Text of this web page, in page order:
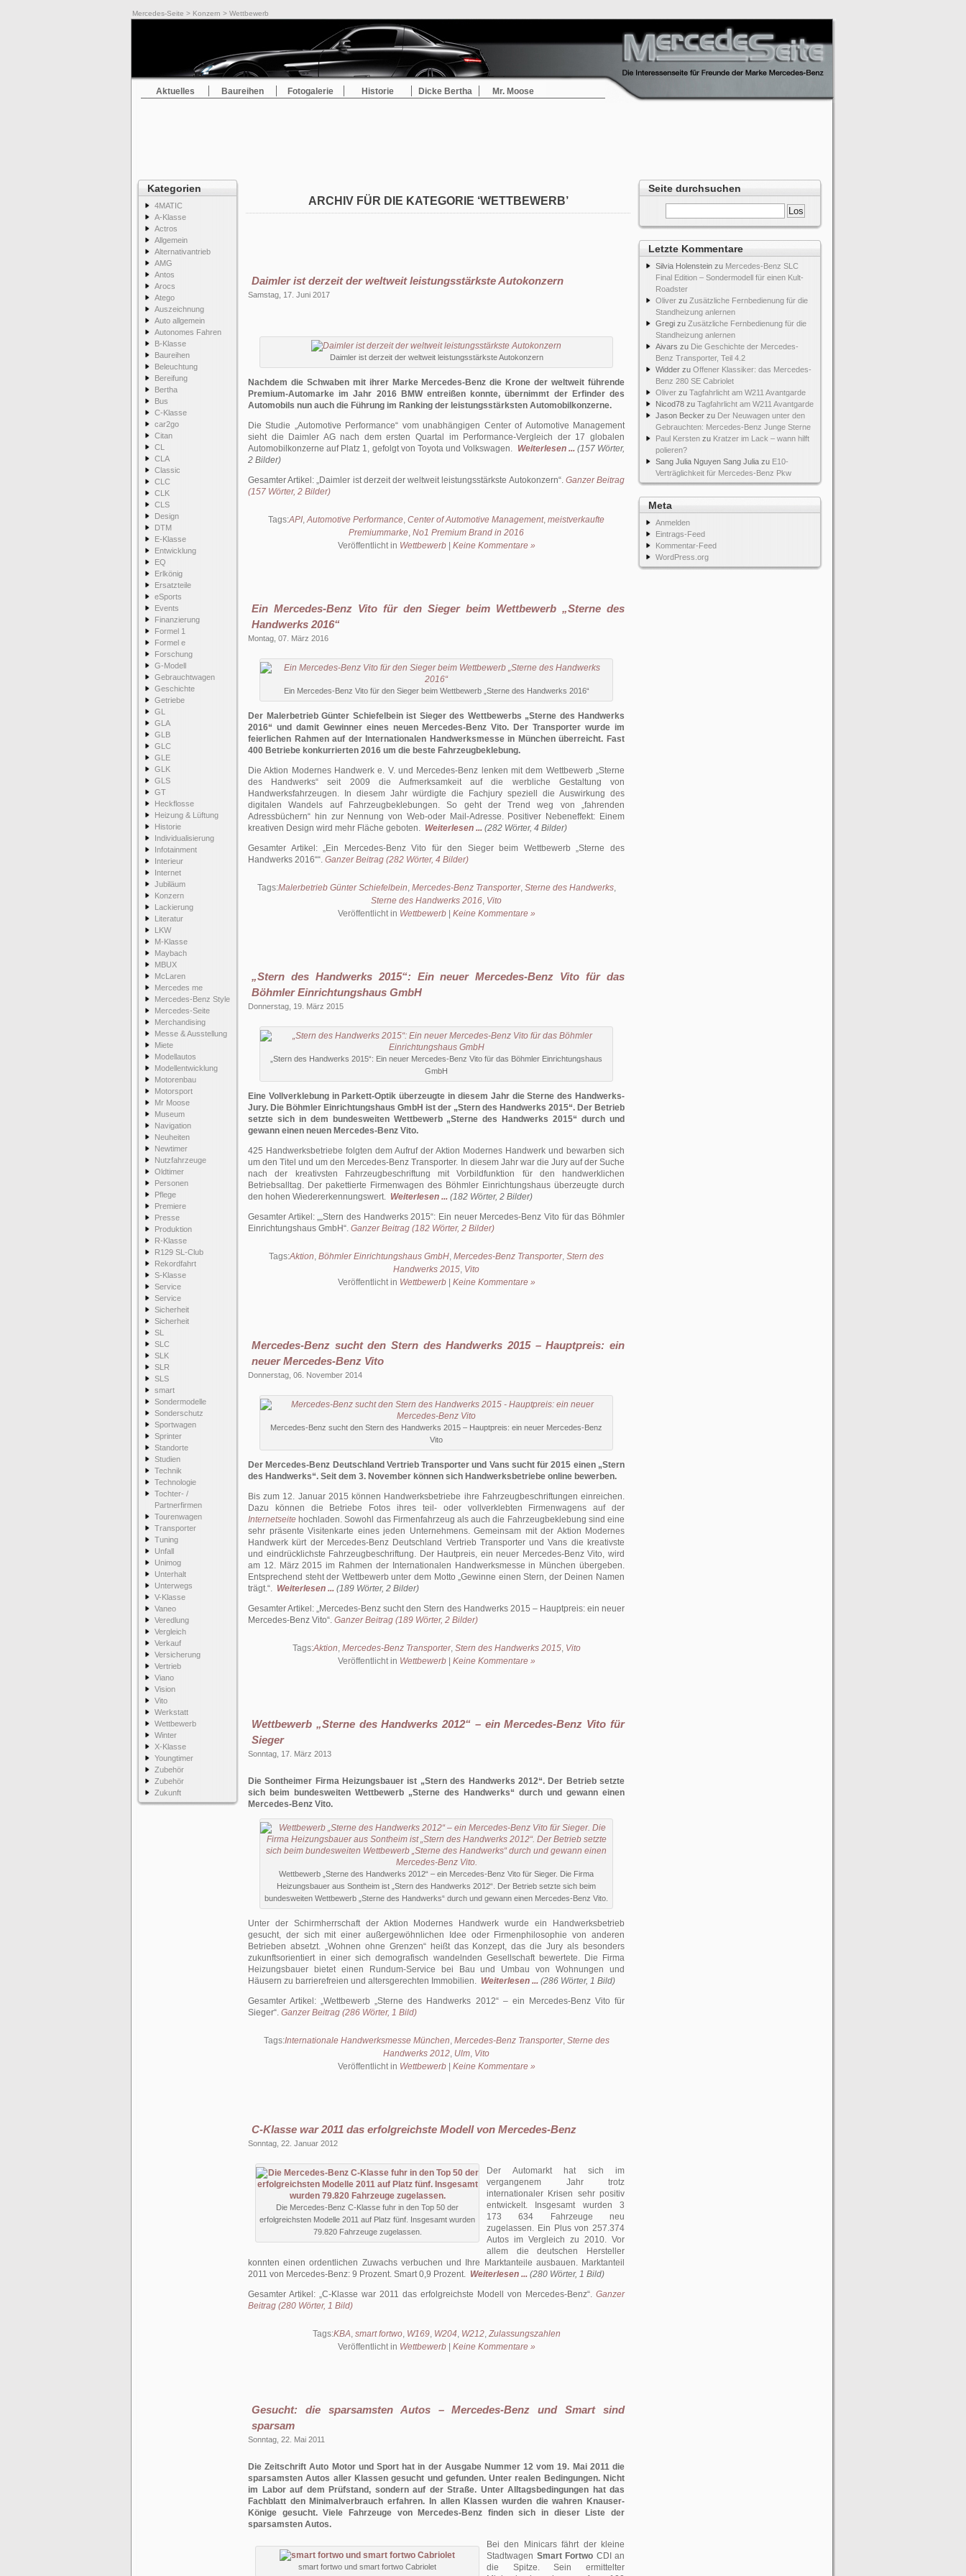
Mercedes-Seite > Konzern > Wettbewerb
Aktuelles Baureihen Fotogalerie Historie Dicke Bertha Mr. Moose
Kategorien
4MATIC
A-Klasse
Actros
Allgemein
Alternativantrieb
AMG
Antos
Arocs
Atego
Auszeichnung
Auto allgemein
Autonomes Fahren
B-Klasse
Baureihen
Beleuchtung
Bereifung
Bertha
Bus
C-Klasse
car2go
Citan
CL
CLA
Classic
CLC
CLK
CLS
Design
DTM
E-Klasse
Entwicklung
EQ
Erlkönig
Ersatzteile
eSports
Events
Finanzierung
Formel 1
Formel e
Forschung
G-Modell
Gebrauchtwagen
Geschichte
Getriebe
GL
GLA
GLB
GLC
GLE
GLK
GLS
GT
Heckflosse
Heizung & Lüftung
Historie
Individualisierung
Infotainment
Interieur
Internet
Jubiläum
Konzern
Lackierung
Literatur
LKW
M-Klasse
Maybach
MBUX
McLaren
Mercedes me
Mercedes-Benz Style
Mercedes-Seite
Merchandising
Messe & Ausstellung
Miete
Modellautos
Modellentwicklung
Motorenbau
Motorsport
Mr Moose
Museum
Navigation
Neuheiten
Newtimer
Nutzfahrzeuge
Oldtimer
Personen
Pflege
Premiere
Presse
Produktion
R-Klasse
R129 SL-Club
Rekordfahrt
S-Klasse
Service
Service
Sicherheit
Sicherheit
SL
SLC
SLK
SLR
SLS
smart
Sondermodelle
Sonderschutz
Sportwagen
Sprinter
Standorte
Studien
Technik
Technologie
Tochter- /
Partnerfirmen
Tourenwagen
Transporter
Tuning
Unfall
Unimog
Unterhalt
Unterwegs
V-Klasse
Vaneo
Veredlung
Vergleich
Verkauf
Versicherung
Vertrieb
Viano
Vision
Vito
Werkstatt
Wettbewerb
Winter
X-Klasse
Youngtimer
Zubehör
Zubehör
Zukunft
Seite durchsuchen
Letzte Kommentare
Silvia Holenstein zu Mercedes-Benz SLC
Final Edition – Sondermodell für einen Kult-
Roadster
Oliver zu Zusätzliche Fernbedienung für die
Standheizung anlernen
Gregi zu Zusätzliche Fernbedienung für die
Standheizung anlernen
Aivars zu Die Geschichte der Mercedes-
Benz Transporter, Teil 4.2
Widder zu Offener Klassiker: das Mercedes-
Benz 280 SE Cabriolet
Oliver zu Tagfahrlicht am W211 Avantgarde
Nicod78 zu Tagfahrlicht am W211 Avantgarde
Jason Becker zu Der Neuwagen unter den
Gebrauchten: Mercedes-Benz Junge Sterne
Paul Kersten zu Kratzer im Lack – wann hilft
polieren?
Sang Julia Nguyen Sang Julia zu E10-
Verträglichkeit für Mercedes-Benz Pkw
Meta
Anmelden
Eintrags-Feed
Kommentar-Feed
WordPress.org
ARCHIV FÜR DIE KATEGORIE ‘WETTBEWERB’
Daimler ist derzeit der weltweit leistungsstärkste Autokonzern
Samstag, 17. Juni 2017
Daimler ist derzeit der weltweit leistungsstärkste Autokonzern
Nachdem die Schwaben mit ihrer Marke Mercedes-Benz die Krone der weltweit führende
Premium-Automarke im Jahr 2016 BMW entreißen konnte, übernimmt der Erfinder des
Automobils nun auch die Führung im Ranking der leistungsstärksten Automobilkonzerne.
Die Studie „Automotive Performance“ vom unabhängigen Center of Automotive Management
sieht die Daimler AG nach dem ersten Quartal im Performance-Vergleich der 17 globalen
Automobilkonzerne auf Platz 1, gefolgt von Toyota und Volkswagen. Weiterlesen ... (157 Wörter,
2 Bilder)
Gesamter Artikel: Daimler ist derzeit der weltweit leistungsstärkste Autokonzern . Ganzer Beitrag
(157 Wörter, 2 Bilder)
Tags:API,Automotive Performance, Center of Automotive Management, meistverkaufte
Premiummarke, No1 Premium Brand in 2016
Veröffentlicht in Wettbewerb| Keine Kommentare »
Ein Mercedes-Benz Vito für den Sieger beim Wettbewerb „Sterne des
Handwerks 2016“
Montag, 07. März 2016
Ein Mercedes-Benz Vito für den Sieger beim Wettbewerb „Sterne des Handwerks 2016“
Der Malerbetrieb Günter Schiefelbein ist Sieger des Wettbewerbs „Sterne des Handwerks
2016“ und damit Gewinner eines neuen Mercedes-Benz Vito. Der Transporter wurde im
feierlichen Rahmen auf der Internationalen Handwerksmesse in München überreicht. Fast
400 Betriebe konkurrierten 2016 um die beste Fahrzeugbeklebung.
Die Aktion Modernes Handwerk e. V. und Mercedes-Benz lenken mit dem Wettbewerb „Sterne
des Handwerks“ seit 2009 die Aufmerksamkeit auf die werbliche Gestaltung von
Handwerksfahrzeugen. In diesem Jahr würdigte die Fachjury speziell die Auswirkung des
digitalen Wandels auf Fahrzeugbeklebungen. So geht der Trend weg von „fahrenden
Adressbüchern“ hin zur Nennung von Web-oder Mail-Adresse. Positiver Nebeneffekt: Einem
kreativen Design wird mehr Fläche geboten. Weiterlesen ... (282 Wörter, 4 Bilder)
Gesamter Artikel: Ein Mercedes-Benz Vito für den Sieger beim Wettbewerb „Sterne des
Handwerks 2016“ . Ganzer Beitrag (282 Wörter, 4 Bilder)
Tags:Malerbetrieb Günter Schiefelbein, Mercedes-Benz Transporter, Sterne des Handwerks,
Sterne des Handwerks 2016, Vito
Veröffentlicht in Wettbewerb| Keine Kommentare »
„Stern des Handwerks 2015“: Ein neuer Mercedes-Benz Vito für das
Böhmler Einrichtungshaus GmbH
Donnerstag, 19. März 2015
„Stern des Handwerks 2015“: Ein neuer Mercedes-Benz Vito für das Böhmler Einrichtungshaus
GmbH
Eine Vollverklebung in Parkett-Optik überzeugte in diesem Jahr die Sterne des Handwerks-
Jury. Die Böhmler Einrichtungshaus GmbH ist der „Stern des Handwerks 2015“. Der Betrieb
setzte sich in dem bundesweiten Wettbewerb „Sterne des Handwerks 2015“ durch und
gewann einen neuen Mercedes-Benz Vito.
425 Handwerksbetriebe folgten dem Aufruf der Aktion Modernes Handwerk und bewarben sich
um den Titel und um den Mercedes-Benz Transporter. In diesem Jahr war die Jury auf der Suche
nach der kreativsten Fahrzeugbeschriftung mit Vorbildfunktion für den handwerklichen
Betriebsalltag. Der pakettierte Firmenwagen des Böhmler Einrichtungshaus überzeugte durch
den hohen Wiedererkennungswert. Weiterlesen ... (182 Wörter, 2 Bilder)
Gesamter Artikel: „Stern des Handwerks 2015“: Ein neuer Mercedes-Benz Vito für das Böhmler
Einrichtungshaus GmbH . Ganzer Beitrag (182 Wörter, 2 Bilder)
Tags:Aktion, Böhmler Einrichtungshaus GmbH, Mercedes-Benz Transporter, Stern des
Handwerks 2015, Vito
Veröffentlicht in Wettbewerb| Keine Kommentare »
Mercedes-Benz sucht den Stern des Handwerks 2015 – Hauptpreis: ein
neuer Mercedes-Benz Vito
Donnerstag, 06. November 2014
Mercedes-Benz sucht den Stern des Handwerks 2015 – Hauptpreis: ein neuer Mercedes-Benz
Vito
Der Mercedes-Benz Deutschland Vertrieb Transporter und Vans sucht für 2015 einen „Stern
des Handwerks“. Seit dem 3. November können sich Handwerksbetriebe online bewerben.
Bis zum 12. Januar 2015 können Handwerksbetriebe ihre Fahrzeugbeschriftungen einreichen.
Dazu können die Betriebe Fotos ihres teil- oder vollverklebten Firmenwagens auf der
Internetseite hochladen. Sowohl das Firmenfahrzeug als auch die Fahrzeugbeklebung sind eine
sehr präsente Visitenkarte eines jeden Unternehmens. Gemeinsam mit der Aktion Modernes
Handwerk kürt der Mercedes-Benz Deutschland Vertrieb Transporter und Vans die kreativste
und eindrücklichste Fahrzeugbeschriftung. Der Hautpreis, ein neuer Mercedes-Benz Vito, wird
am 12. März 2015 im Rahmen der Internationalen Handwerksmesse in München übergeben.
Entsprechend steht der Wettbewerb unter dem Motto „Gewinne einen Stern, der Deinen Namen
trägt.“. Weiterlesen ... (189 Wörter, 2 Bilder)
Gesamter Artikel: Mercedes-Benz sucht den Stern des Handwerks 2015 – Hauptpreis: ein neuer
Mercedes-Benz Vito . Ganzer Beitrag (189 Wörter, 2 Bilder)
Tags:Aktion, Mercedes-Benz Transporter, Stern des Handwerks 2015, Vito
Veröffentlicht in Wettbewerb| Keine Kommentare »
Wettbewerb „Sterne des Handwerks 2012“ – ein Mercedes-Benz Vito für
Sieger
Sonntag, 17. März 2013
Die Sontheimer Firma Heizungsbauer ist „Stern des Handwerks 2012“. Der Betrieb setzte
sich beim bundesweiten Wettbewerb „Sterne des Handwerks“ durch und gewann einen
Mercedes-Benz Vito.
Wettbewerb „Sterne des Handwerks 2012“ – ein Mercedes-Benz Vito für Sieger. Die Firma
Heizungsbauer aus Sontheim ist „Stern des Handwerks 2012“. Der Betrieb setzte sich beim
bundesweiten Wettbewerb „Sterne des Handwerks“ durch und gewann einen Mercedes-Benz Vito.
Unter der Schirmherrschaft der Aktion Modernes Handwerk wurde ein Handwerksbetrieb
gesucht, der sich mit einer außergewöhnlichen Idee oder Firmenphilosophie von anderen
Betrieben absetzt. „Wohnen ohne Grenzen“ heißt das Konzept, das die Jury als besonders
zukunftsorientiert in einer sich demografisch wandelnden Gesellschaft bewertete. Die Firma
Heizungsbauer bietet einen Rundum-Service bei Bau und Umbau von Wohnungen und
Häusern zu barrierefreien und altersgerechten Immobilien. Weiterlesen ... (286 Wörter, 1 Bild)
Gesamter Artikel: Wettbewerb „Sterne des Handwerks 2012“ – ein Mercedes-Benz Vito für
Sieger . Ganzer Beitrag (286 Wörter, 1 Bild)
Tags:Internationale Handwerksmesse München, Mercedes-Benz Transporter, Sterne des
Handwerks 2012, Ulm, Vito
Veröffentlicht in Wettbewerb| Keine Kommentare »
C-Klasse war 2011 das erfolgreichste Modell von Mercedes-Benz
Sonntag, 22. Januar 2012
Die Mercedes-Benz C-Klasse fuhr in den Top 50 der
erfolgreichsten Modelle 2011 auf Platz fünf. Insgesamt wurden
79.820 Fahrzeuge zugelassen.
Der Automarkt hat sich im
vergangenem Jahr trotz
internationaler Krisen sehr positiv
entwickelt. Insgesamt wurden 3
173 634 Fahrzeuge neu
zugelassen. Ein Plus von 257.374
Autos im Vergleich zu 2010. Vor
allem die deutschen Hersteller
konnten einen ordentlichen Zuwachs verbuchen und Ihre Marktanteile ausbauen. Marktanteil
2011 von Mercedes-Benz: 9 Prozent. Smart 0,9 Prozent. Weiterlesen ... (280 Wörter, 1 Bild)
Gesamter Artikel:
C-Klasse war 2011 das erfolgreichste Modell von Mercedes-Benz . Ganzer
Beitrag (280 Wörter, 1 Bild)
Tags:KBA, smart fortwo, W169, W204, W212, Zulassungszahlen
Veröffentlicht in Wettbewerb| Keine Kommentare »
Gesucht: die sparsamsten Autos – Mercedes-Benz und Smart sind
sparsam
Sonntag, 22. Mai 2011
Die Zeitschrift Auto Motor und Sport hat in der Ausgabe Nummer 12 vom 19. Mai 2011 die
sparsamsten Autos aller Klassen gesucht und gefunden. Unter realen Bedingungen. Nicht
im Labor auf dem Prüfstand, sondern auf der Straße. Unter Alltagsbedingungen hat das
Fachblatt den Minimalverbrauch erfahren. In allen Klassen wurden die wahren Knauser-
Könige gesucht. Viele Fahrzeuge von Mercedes-Benz finden sich in dieser Liste der
sparsamsten Autos.
smart fortwo und smart fortwo Cabriolet
Bei den Minicars fährt der kleine
Stadtwagen Smart Fortwo CDI an
die Spitze. Sein ermittelter